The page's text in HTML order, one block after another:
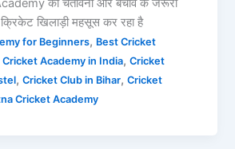
की चेतावनी और बचाव के जरूरी
खिलाड़ी महसूस कर रहा है
for Beginners, Best Cricket
Cricket Academy in India,Cricket
,Cricket Club in Bihar,Cricket
Cricket Academy